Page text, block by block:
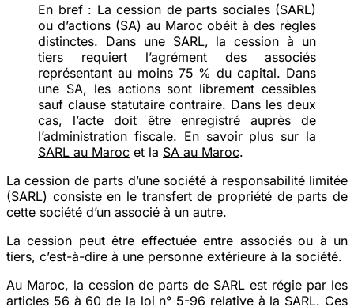
En bref : La cession de parts sociales (SARL)
ou d’actions (SA) au Maroc obéit à des règles
distinctes. Dans une SARL, la cession à un
tiers requiert l’agrément des associés
représentant au moins 75 % du capital. Dans
une SA, les actions sont librement cessibles
sauf clause statutaire contraire. Dans les deux
cas, l’acte doit être enregistré auprès de
l’administration fiscale. En savoir plus sur la
SARL au Maroc et la SA au Maroc.
La cession de parts d’une société à responsabilité limitée
(SARL) consiste en le transfert de propriété de parts de
cette société d’un associé à un autre.
La cession peut être effectuée entre associés ou à un
tiers, c’est-à-dire à une personne extérieure à la société.
Au Maroc, la cession de parts de SARL est régie par les
articles 56 à 60 de la loi n° 5-96 relative à la SARL. Ces